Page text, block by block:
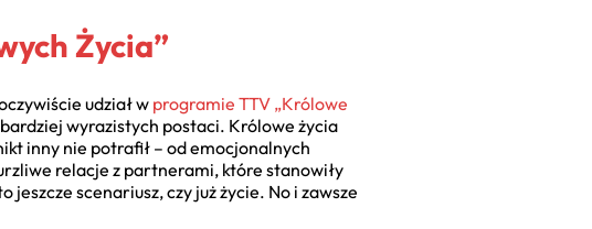
Życia”
udział w programie TTV „Królowe
wyrazistych postaci. Królowe życia
inny nie potrafił – od emocjonalnych
relacje z partnerami, które stanowiły
scenariusz, czy już życie. No i zawsze